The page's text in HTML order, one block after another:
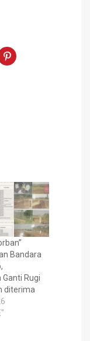
Bandara
Rugi
diterima